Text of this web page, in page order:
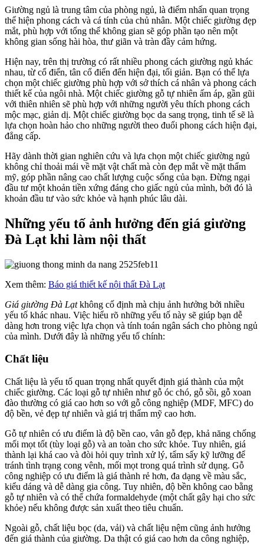
Giường ngủ là trung tâm của phòng ngủ, là điểm nhấn quan trọng
thể hiện phong cách và cá tính của chủ nhân. Một chiếc giường đẹp
mắt, phù hợp với tổng thể không gian sẽ góp phần tạo nên một
không gian sống hài hòa, thư giãn và tràn đầy cảm hứng.
Hiện nay, trên thị trường có rất nhiều phong cách giường ngủ khác
nhau, từ cổ điển, tân cổ điển đến hiện đại, tối giản. Bạn có thể lựa
chọn một chiếc giường phù hợp với sở thích cá nhân và phong cách
thiết kế của ngôi nhà. Một chiếc giường gỗ tự nhiên ấm áp, gần gũi
với thiên nhiên sẽ phù hợp với những người yêu thích phong cách
mộc mạc, giản dị. Một chiếc giường bọc da sang trọng, tinh tế sẽ là
lựa chọn hoàn hảo cho những người theo đuổi phong cách hiện đại,
đẳng cấp.
Hãy dành thời gian nghiên cứu và lựa chọn một chiếc giường ngủ
không chỉ thoải mái về mặt vật chất mà còn đẹp mắt về mặt thẩm
mỹ, góp phần nâng cao chất lượng cuộc sống của bạn. Đừng ngại
đầu tư một khoản tiền xứng đáng cho giấc ngủ của mình, bởi đó là
khoản đầu tư vào sức khỏe và hạnh phúc lâu dài.
Những yếu tố ảnh hưởng đến giá giường
Đà Lạt khi làm nội thất
Xem thêm: Báo giá thiết kế nội thất Đà Lạt
Giá giường Đà Lạtkhông cố định mà chịu ảnh hưởng bởi nhiều
yếu tố khác nhau. Việc hiểu rõ những yếu tố này sẽ giúp bạn dễ
dàng hơn trong việc lựa chọn và tính toán ngân sách cho phòng ngủ
của mình. Dưới đây là những yếu tố chính:
Chất liệu
Chất liệu là yếu tố quan trọng nhất quyết định giá thành của một
chiếc giường. Các loại gỗ tự nhiên như gỗ óc chó, gỗ sồi, gỗ xoan
đào thường có giá cao hơn so với gỗ công nghiệp (MDF, MFC) do
độ bền, vẻ đẹp tự nhiên và giá trị thẩm mỹ cao hơn.
Gỗ tự nhiên có ưu điểm là độ bền cao, vân gỗ đẹp, khả năng chống
mối mọt tốt (tùy loại gỗ) và an toàn cho sức khỏe. Tuy nhiên, giá
thành lại khá cao và đòi hỏi quy trình xử lý, tẩm sấy kỹ lưỡng để
tránh tình trạng cong vênh, mối mọt trong quá trình sử dụng. Gỗ
công nghiệp có ưu điểm là giá thành rẻ hơn, đa dạng về màu sắc,
kiểu dáng và dễ dàng gia công. Tuy nhiên, độ bền không cao bằng
gỗ tự nhiên và có thể chứa formaldehyde (một chất gây hại cho sức
khỏe) nếu không được sản xuất theo tiêu chuẩn.
Ngoài gỗ, chất liệu bọc (da, vải) và chất liệu nệm cũng ảnh hưởng
đến giá thành của giường. Da thật có giá cao hơn da công nghiệp,